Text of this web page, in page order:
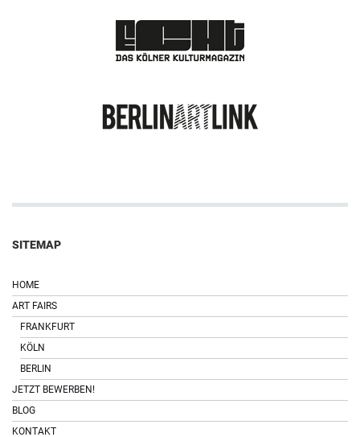
SITEMAP
HOME
ART FAIRS
FRANKFURT
KÖLN
BERLIN
JETZT BEWERBEN!
BLOG
KONTAKT